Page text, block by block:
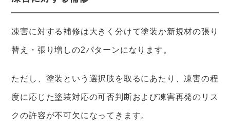
凍害に対する補修は大きく分けて塗装か新規材の張り
替え・張り増しの2パターンになります。
ただし、塗装という選択肢を取るにあたり、凍害の程
度に応じた塗装対応の可否判断および凍害再発のリス
クの許容が不可欠になってきます。